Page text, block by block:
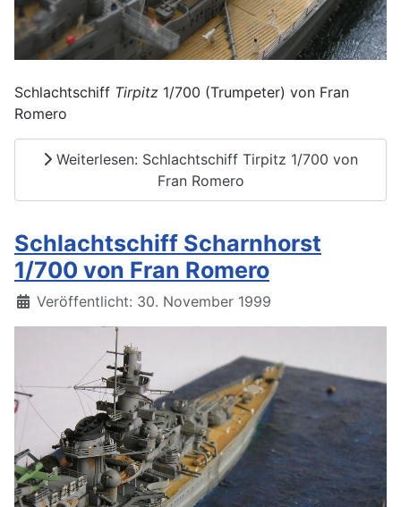
Schlachtschiff Tirpitz 1/700 (Trumpeter) von Fran
Romero
Weiterlesen: Schlachtschiff Tirpitz 1/700 von
Fran Romero
Schlachtschiff Scharnhorst
1/700 von Fran Romero
Details
Veröffentlicht: 30. November 1999